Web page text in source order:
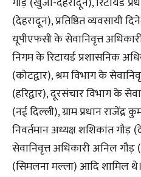
(देहरादून), प्रतिष्ठित व्यवसायी
यूपीएफसी के सेवानिवृत्त
निगम के रिटायर्ड प्रशासनिक
(कोटद्वार), श्रम विभाग के
(हरिद्वार), दूरसंचार विभाग के
(नई दिल्ली), ग्राम प्रधान राजेंद्र
निवर्तमान अध्यक्ष शशिकांत
सेवानिवृत्त अधिकारी अनिल गौड़
(सिमलना मल्ला) आदि शामिल थे।